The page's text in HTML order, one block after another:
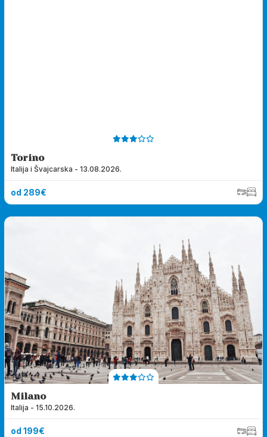
Torino
Italija i Švajcarska - 13.08.2026.
od 289€
Milano
Italija - 15.10.2026.
od 199€